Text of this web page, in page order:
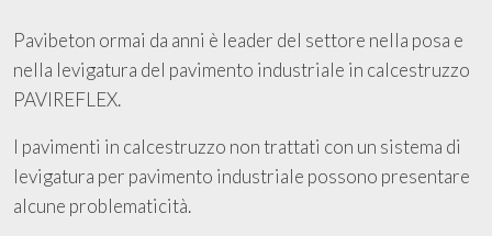
Pavibeton ormai da anni è leader del settore nella posa e
nella levigatura del pavimento industriale in calcestruzzo
PAVIREFLEX.
I pavimenti in calcestruzzo non trattati con un sistema di
levigatura per pavimento industriale possono presentare
alcune problematicità.